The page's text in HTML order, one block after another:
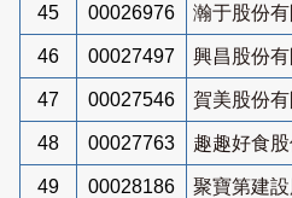
45 00026976 瀚于股份有
46 00027497 興昌股份有
47 00027546 賀美股份有
48 00027763 趣趣好食
49 00028186 聚寶第建